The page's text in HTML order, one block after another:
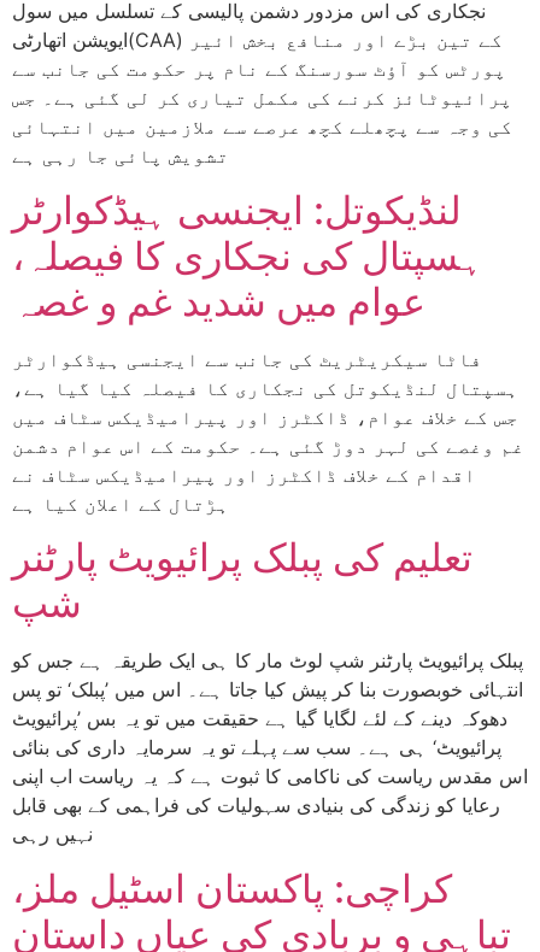
نجکاری کی اس مزدور دشمن پالیسی کے تسلسل میں سول
ایویشن اتھارٹی(CAA) کے تین بڑے اور منافع بخش ائیر
پورٹس کو آؤٹ سورسنگ کے نام پر حکومت کی جانب سے
پرائیوٹائز کرنے کی مکمل تیاری کر لی گئی ہے۔ جس
کی وجہ سے پچھلے کچھ عرصے سے ملازمین میں انتہائی
تشویش پائی جا رہی ہے
لنڈیکوتل: ایجنسی ہیڈکوارٹر
ہسپتال کی نجکاری کا فیصلہ،
عوام میں شدید غم و غصہ
فاٹا سیکریٹریٹ کی جانب سے ایجنسی ہیڈکوارٹر
ہسپتال لنڈیکوتل کی نجکاری کا فیصلہ کیا گیا ہے،
جس کے خلاف عوام، ڈاکٹرز اور پیرامیڈیکس سٹاف میں
غم وغصے کی لہر دوڑ گئی ہے۔ حکومت کے اس عوام دشمن
اقدام کے خلاف ڈاکٹرز اور پیرامیڈیکس سٹاف نے
ہڑتال کے اعلان کیا ہے
تعلیم کی پبلک پرائیویٹ پارٹنر
شپ
پبلک پرائیویٹ پارٹنر شپ لوٹ مار کا ہی ایک طریقہ ہے جس کو
انتہائی خوبصورت بنا کر پیش کیا جاتا ہے۔ اس میں ’پبلک‘ تو پس
دھوکہ دینے کے لئے لگایا گیا ہے حقیقت میں تو یہ بس ’پرائیویٹ
پرائیویٹ‘ ہی ہے۔ سب سے پہلے تو یہ سرمایہ داری کی بنائی
اس مقدس ریاست کی ناکامی کا ثبوت ہے کہ یہ ریاست اب اپنی
رعایا کو زندگی کی بنیادی سہولیات کی فراہمی کے بھی قابل
نہیں رہی
کراچی: پاکستان اسٹیل ملز،
تباہی و بربادی کی عیاں داستان